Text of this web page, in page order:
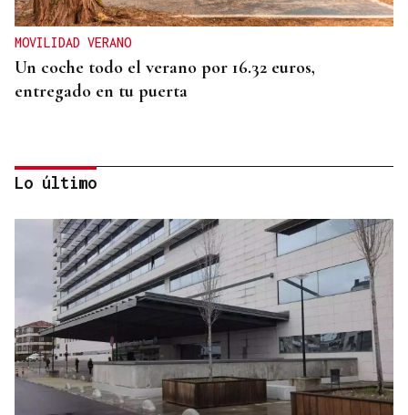
MOVILIDAD VERANO
Un coche todo el verano por 16.32 euros,
entregado en tu puerta
CONATO EXTINGUIDO
Vídeo | Se desata un incendio forestal en una
cantera de Untes
Lo último